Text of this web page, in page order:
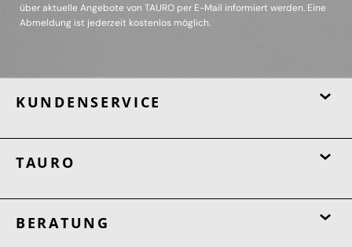
über aktuelle Angebote von TAURO per E-Mail informiert werden. Eine
Abmeldung ist jederzeit kostenlos möglich.
KUNDENSERVICE
TAURO
BERATUNG